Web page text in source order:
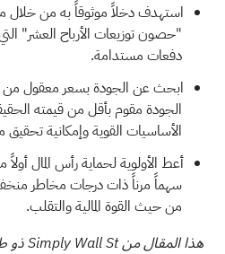
استهدف دخلاً موثوقاً به من خلال
"حصون توزيعات الأرباح العشر"
دفعات مستدامة.
ابحث عن الجودة بسعر معقول
الجودة مقوم بأقل من قيمته
الأساسيات القوية وإمكانية
أعط الأولوية لحماية رأس المال
سهماً مرناً ذات درجات مخاطر
من حيث القوة المالية والتقلب.
هذا المقال من Simply Wall St ذو طبيعة عامة.